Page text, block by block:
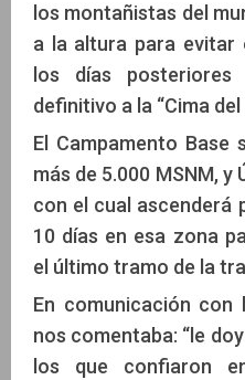
los montañistas del
a la altura para evitar
los días
definitivo a la “Cima del
El Campamento
más de 5.000 MSNM,
con el cual ascenderá
10 días en esa zona
el último tramo de la
En comunicación con
nos comentaba: “le
los que confiaron